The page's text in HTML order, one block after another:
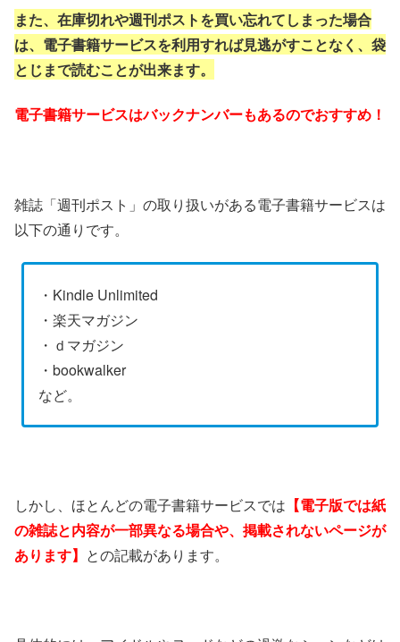
また、在庫切れや週刊ポストを買い忘れてしまった場合
は、電子書籍サービスを利用すれば見逃がすことなく、袋
とじまで読むことが出来ます。
電子書籍サービスはバックナンバーもあるのでおすすめ！
雑誌「週刊ポスト」の取り扱いがある電子書籍サービスは
以下の通りです。
・Kindle Unlimited
・楽天マガジン
・ｄマガジン
・bookwalker
など。
しかし、ほとんどの電子書籍サービスでは 【電子版では紙
の雑誌と内容が一部異なる場合や、掲載されないページが
あります】 との記載があります。